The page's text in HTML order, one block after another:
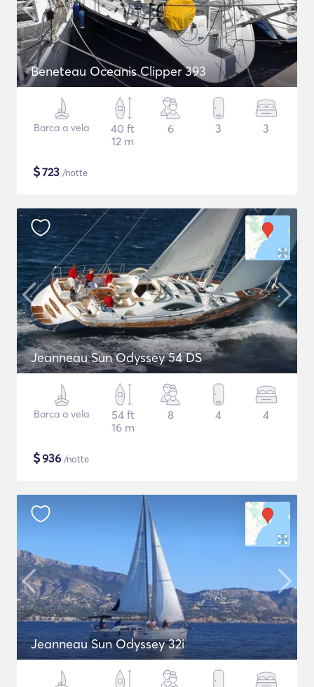
Beneteau Oceanis Clipper 393
Barca a vela
40 ft
12 m
6 3 3
$723 /notte
Jeanneau Sun Odyssey 54 DS
Barca a vela
54 ft
16 m
8 4 4
$936 /notte
Jeanneau Sun Odyssey 32i